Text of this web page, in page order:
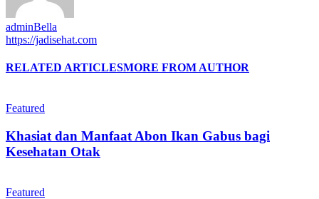
adminBella
https://jadisehat.com
RELATED ARTICLESMORE FROM AUTHOR
Featured
Khasiat dan Manfaat Abon Ikan Gabus bagi
Kesehatan Otak
Featured